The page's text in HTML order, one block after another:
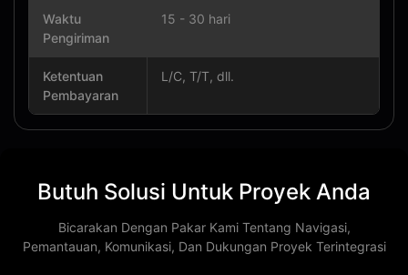
Waktu
Pengiriman
15 - 30 hari
Ketentuan
Pembayaran
L/C, T/T, dll.
Butuh Solusi Untuk Proyek Anda
Bicarakan Dengan Pakar Kami Tentang Navigasi,
Pemantauan, Komunikasi, Dan Dukungan Proyek Terintegrasi